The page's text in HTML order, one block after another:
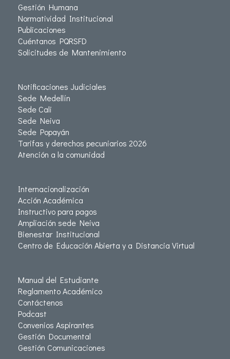
Gestión Humana
Normatividad Institucional
Publicaciones
Cuéntanos PQRSFD
Solicitudes de Mantenimiento
Notificaciones Judiciales
Sede Medellín
Sede Cali
Sede Neiva
Sede Popayán
Tarifas y derechos pecuniarios 2026
Atención a la comunidad
Internacionalización
Acción Académica
Instructivo para pagos
Ampliación sede Neiva
Bienestar Institucional
Centro de Educación Abierta y a Distancia Virtual
Manual del Estudiante
Reglamento Académico
Contáctenos
Podcast
Convenios Aspirantes
Gestión Documental
Gestión Comunicaciones